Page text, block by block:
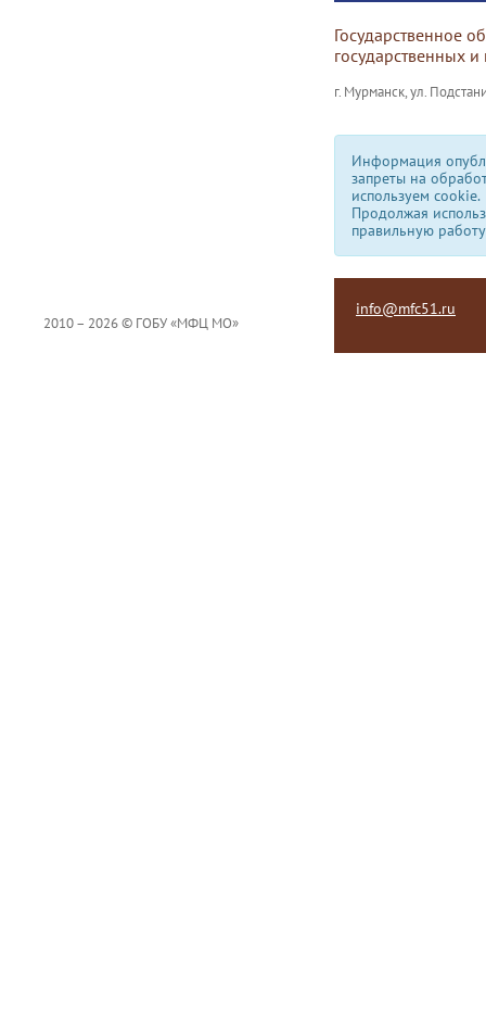
Государственное
государственных
г. Мурманск, ул.
Информация
запреты на
используем сookie.
Продолжая
правильную
2010 – 2026 © ГОБУ «МФЦ МО»
info@mfc51.ru